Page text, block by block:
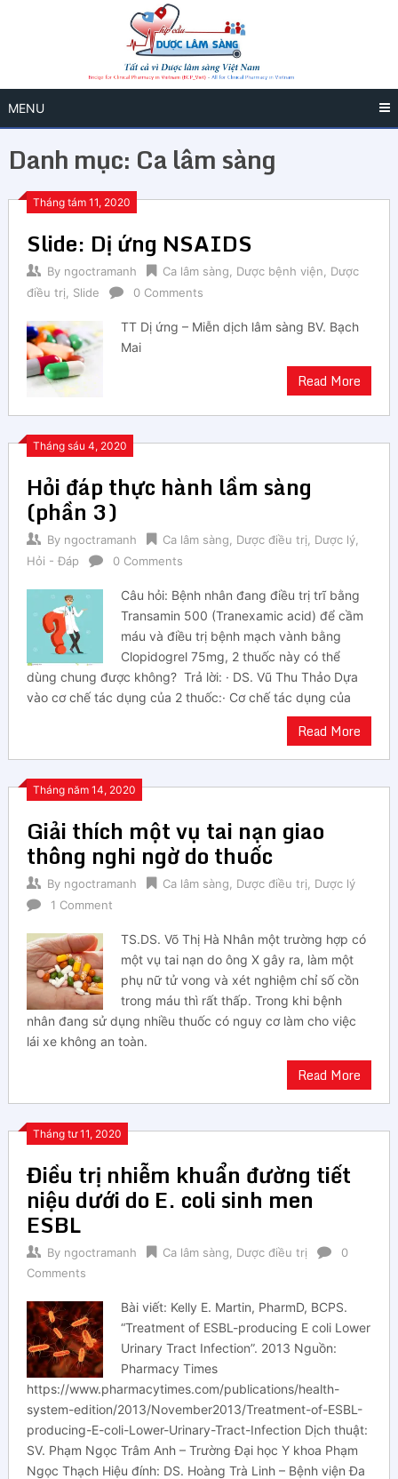
MENU
Danh mục: Ca lâm sàng
Tháng tám 11, 2020
Slide: Dị ứng NSAIDS
By ngoctramanh Ca lâm sàng Dược bệnh viện
Dược
điều trị
Slide 0 Comments
TT Dị ứng – Miễn dịch lâm sàng BV. Bạch
Mai
Read More
Tháng sáu 4, 2020
Hỏi đáp thực hành lầm sàng
(phần 3)
By ngoctramanh Ca lâm sàng Dược điều trị Dược lý,
Hỏi - Đáp
0 Comments
Câu hỏi: Bệnh nhân đang điều trị trĩ bằng
Transamin 500 (Tranexamic acid) để cầm
máu và điều trị bệnh mạch vành bằng
Clopidogrel 75mg, 2 thuốc này có thể
dùng chung được không? Trả lời: · DS. Vũ Thu Thảo Dựa
vào cơ chế tác dụng của 2 thuốc:· Cơ chế tác dụng của
Read More
Tháng năm 14, 2020
Giải thích một vụ tai nạn giao
thông nghi ngờ do thuốc
By ngoctramanh Ca lâm sàng Dược điều trị
Dược lý
1 Comment
TS.DS. Võ Thị Hà Nhân một trường hợp có
một vụ tai nạn do ông X gây ra, làm một
phụ nữ tử vong và xét nghiệm chỉ số cồn
trong máu thì rất thấp. Trong khi bệnh
nhân đang sử dụng nhiều thuốc có nguy cơ làm cho việc
lái xe không an toàn.
Read More
Tháng tư 11, 2020
Điều trị nhiễm khuẩn đường tiết
niệu dưới do E. coli sinh men
ESBL
By ngoctramanh Ca lâm sàng Dược điều trị
0
Comments
Bài viết: Kelly E. Martin, PharmD, BCPS.
“Treatment of ESBL-producing E coli Lower
Urinary Tract Infection”. 2013 Nguồn:
Pharmacy Times
https://www.pharmacytimes.com/publications/health-
system-edition/2013/November2013/Treatment-of-ESBL-
producing-E-coli-Lower-Urinary-Tract-Infection Dịch thuật:
SV. Phạm Ngọc Trâm Anh – Trường Đại học Y khoa Phạm
Ngọc Thạch Hiệu đính: DS. Hoàng Trà Linh – Bệnh viện Đa